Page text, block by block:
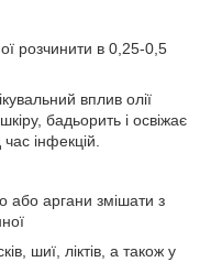
розчинити в 0,25-0,5
вплив олії
бадьорить і освіжає
інфекцій.
або аргани змішати з
шиї, ліктів, а також у